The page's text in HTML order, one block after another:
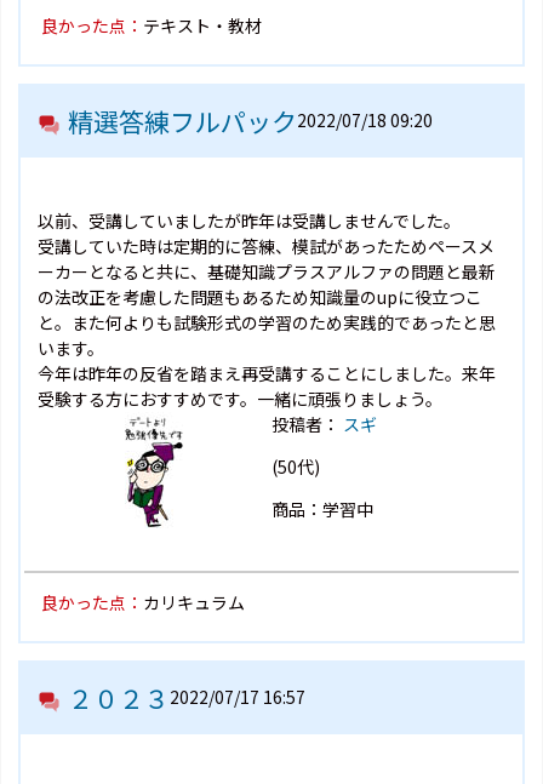
良かった点： テキスト・教材
精選答練フルパック 2022/07/18 09:20
以前、受講していましたが昨年は受講しませんでした。
受講していた時は定期的に答練、模試があったためペースメ
ーカーとなると共に、基礎知識プラスアルファの問題と最新
の法改正を考慮した問題もあるため知識量のupに役立つこ
と。また何よりも試験形式の学習のため実践的であったと思
います。
今年は昨年の反省を踏まえ再受講することにしました。来年
受験する方におすすめです。一緒に頑張りましょう。
投稿者： スギ
(50代)
商品：学習中
良かった点： カリキュラム
２０２３ 2022/07/17 16:57